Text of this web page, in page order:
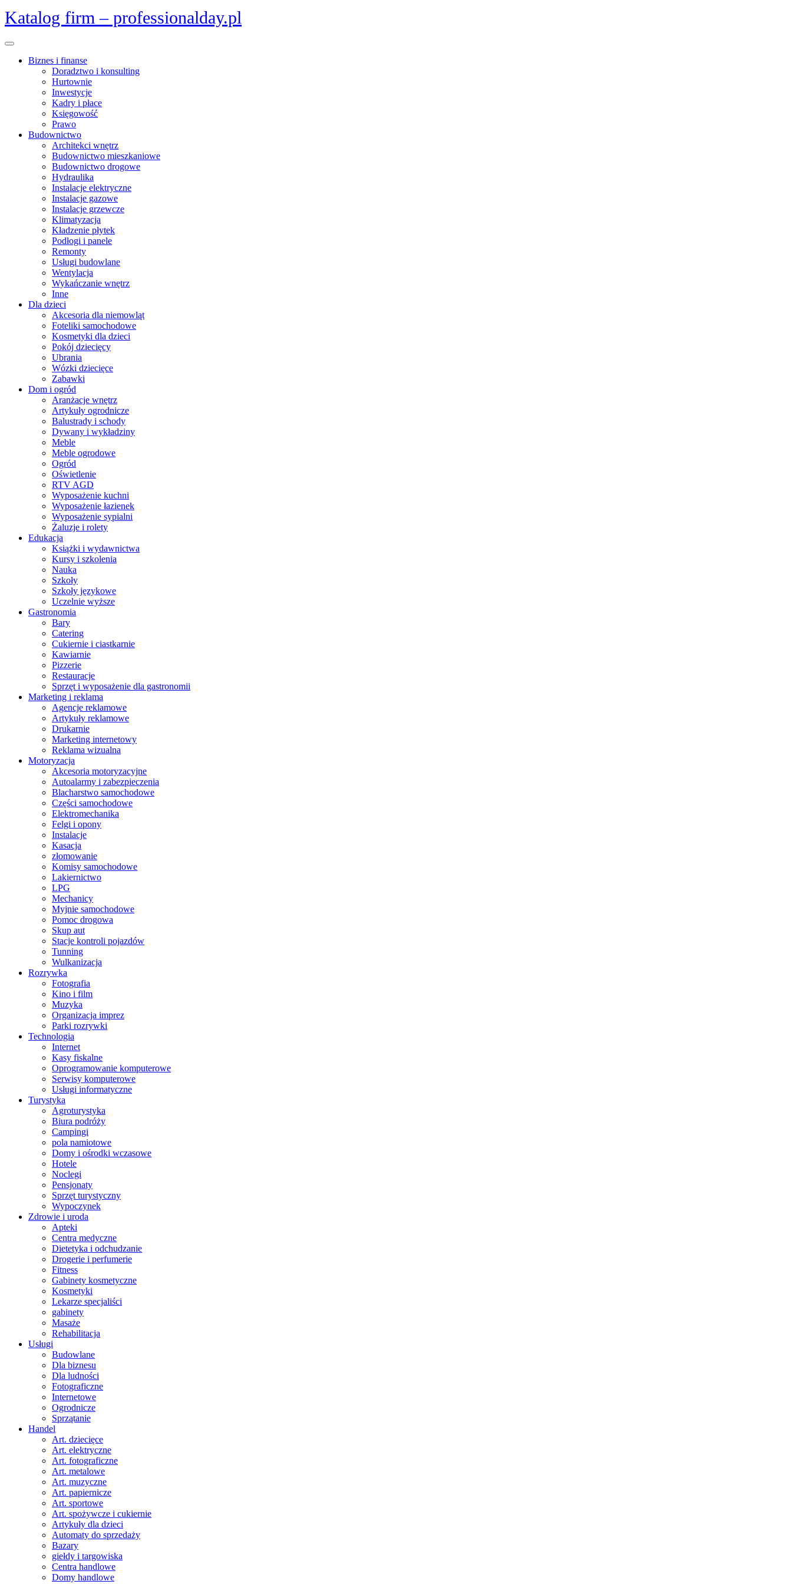
Skip
to
Katalog firm – professionalday.pl
Open
Biznes i finanse
Doradztwo i konsulting
Hurtownie
Inwestycje
Kadry i płace
Księgowość
Prawo
Budownictwo
Architekci wnętrz
Budownictwo mieszkaniowe
Budownictwo drogowe
Hydraulika
Instalacje elektryczne
Instalacje gazowe
Instalacje grzewcze
Klimatyzacja
Kładzenie płytek
Podłogi i panele
Remonty
Usługi budowlane
Wentylacja
Wykańczanie wnętrz
Inne
Dla dzieci
Akcesoria dla niemowląt
Foteliki samochodowe
Kosmetyki dla dzieci
Pokój dziecięcy
Ubrania
Wózki dziecięce
Zabawki
Dom i ogród
Aranżacje wnętrz
Artykuły ogrodnicze
Balustrady i schody
Dywany i wykładziny
Meble
Meble ogrodowe
Ogród
Oświetlenie
RTV AGD
Wyposażenie kuchni
Wyposażenie łazienek
Wyposażenie sypialni
Żaluzje i rolety
Edukacja
Książki i wydawnictwa
Kursy i szkolenia
Nauka
Szkoły
Szkoły językowe
Uczelnie wyższe
Gastronomia
Bary
Catering
Cukiernie i ciastkarnie
Kawiarnie
Pizzerie
Restauracje
Sprzęt i wyposażenie dla gastronomii
Marketing i reklama
Agencje reklamowe
Artykuły reklamowe
Drukarnie
Marketing internetowy
Reklama wizualna
Motoryzacja
Akcesoria motoryzacyjne
Autoalarmy i zabezpieczenia
Blacharstwo samochodowe
Części samochodowe
Elektromechanika
Felgi i opony
Instalacje
Kasacja
złomowanie
Komisy samochodowe
Lakiernictwo
LPG
Mechanicy
Myjnie samochodowe
Pomoc drogowa
Skup aut
Stacje kontroli pojazdów
Tunning
Wulkanizacja
Rozrywka
Fotografia
Kino i film
Muzyka
Organizacja imprez
Parki rozrywki
Technologia
Internet
Kasy fiskalne
Oprogramowanie komputerowe
Serwisy komputerowe
Usługi informatyczne
Turystyka
Agroturystyka
Biura podróży
Campingi
pola namiotowe
Domy i ośrodki wczasowe
Hotele
Noclegi
Pensjonaty
Sprzęt turystyczny
Wypoczynek
Zdrowie i uroda
Apteki
Centra medyczne
Dietetyka i odchudzanie
Drogerie i perfumerie
Fitness
Gabinety kosmetyczne
Kosmetyki
Lekarze specjaliści
gabinety
Masaże
Rehabilitacja
Usługi
Budowlane
Dla biznesu
Dla ludności
Fotograficzne
Internetowe
Ogrodnicze
Sprzątanie
Handel
Art. dziecięce
Art. elektryczne
Art. fotograficzne
Art. metalowe
Art. muzyczne
Art. papiernicze
Art. sportowe
Art. spożywcze i cukiernie
Artykuły dla dzieci
Automaty do sprzedaży
Bazary
giełdy i targowiska
Centra handlowe
Domy handlowe